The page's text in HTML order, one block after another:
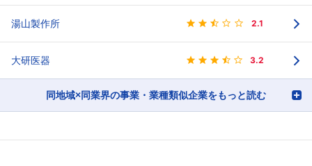
湯山製作所 2.1
大研医器 3.2
同地域×同業界の事業・業種類似企業をもっと読む